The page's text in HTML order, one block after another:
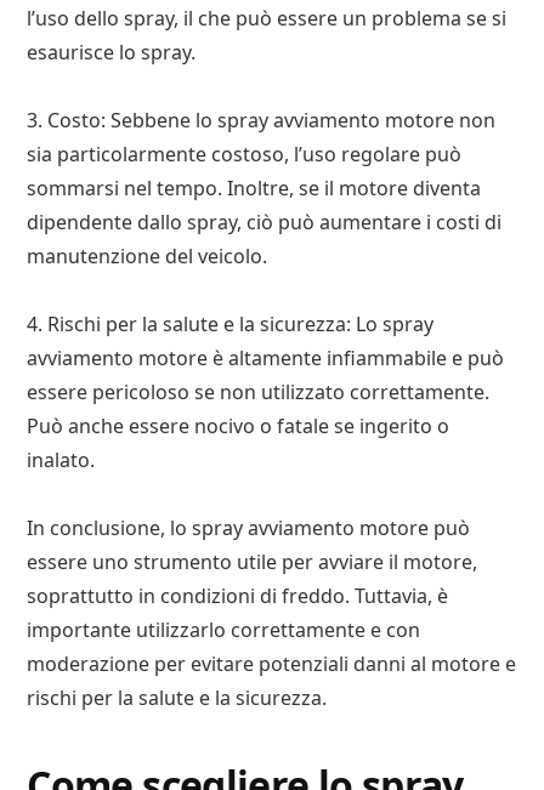
l’uso dello spray, il che può essere un problema se si
esaurisce lo spray.
3. Costo: Sebbene lo spray avviamento motore non
sia particolarmente costoso, l’uso regolare può
sommarsi nel tempo. Inoltre, se il motore diventa
dipendente dallo spray, ciò può aumentare i costi di
manutenzione del veicolo.
4. Rischi per la salute e la sicurezza: Lo spray
avviamento motore è altamente infiammabile e può
essere pericoloso se non utilizzato correttamente.
Può anche essere nocivo o fatale se ingerito o
inalato.
In conclusione, lo spray avviamento motore può
essere uno strumento utile per avviare il motore,
soprattutto in condizioni di freddo. Tuttavia, è
importante utilizzarlo correttamente e con
moderazione per evitare potenziali danni al motore e
rischi per la salute e la sicurezza.